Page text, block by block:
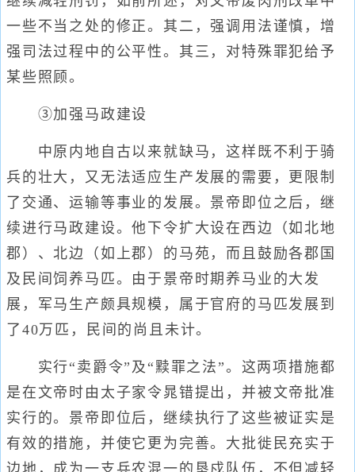
一些不当之处的修正。其二，强调用法谨慎，增
强司法过程中的公平性。其三，对特殊罪犯给予
某些照顾。
③加强马政建设
中原内地自古以来就缺马，这样既不利于骑
兵的壮大，又无法适应生产发展的需要，更限制
了交通、运输等事业的发展。景帝即位之后，继
续进行马政建设。他下令扩大设在西边（如北地
郡）、北边（如上郡）的马苑，而且鼓励各郡国
及民间饲养马匹。由于景帝时期养马业的大发
展，军马生产颇具规模，属于官府的马匹发展到
了40万匹，民间的尚且未计。
实行“卖爵令”及“黩罪之法”。这两项措施都
是在文帝时由太子家令晁错提出，并被文帝批准
实行的。景帝即位后，继续执行了这些被证实是
有效的措施，并使它更为完善。大批徙民充实于
边地，成为一支兵农混一的垦戍队伍，不但减轻